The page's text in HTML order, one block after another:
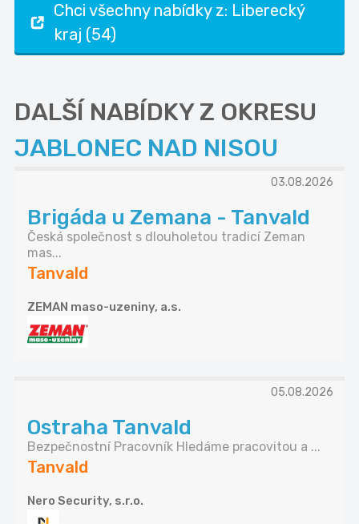
Chci všechny nabídky z: Liberecký
kraj (54)
DALŠÍ NABÍDKY Z OKRESU
JABLONEC NAD NISOU
03.08.2026
Brigáda u Zemana - Tanvald
Česká společnost s dlouholetou tradicí Zeman
mas...
Tanvald
ZEMAN maso-uzeniny, a.s.
05.08.2026
Ostraha Tanvald
Bezpečnostní Pracovník Hledáme pracovitou a ...
Tanvald
Nero Security, s.r.o.